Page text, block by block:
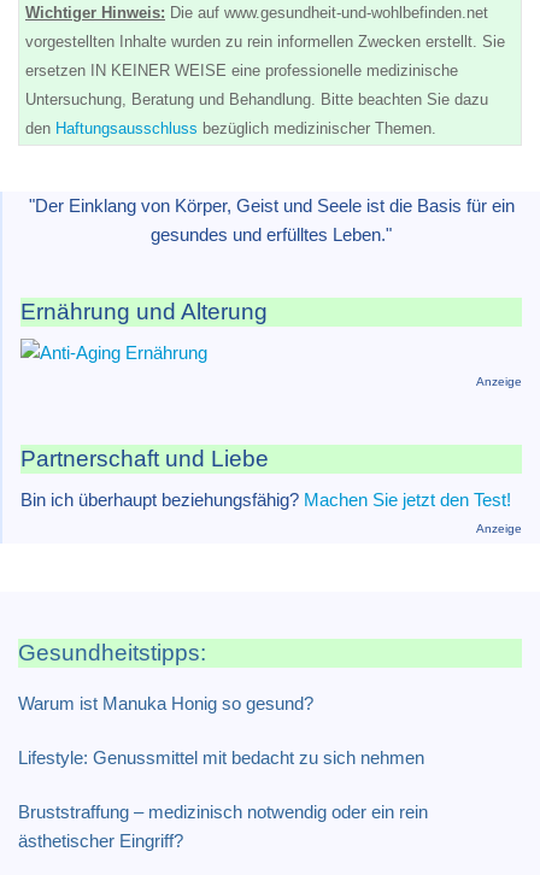
Wichtiger Hinweis: Die auf www.gesundheit-und-wohlbefinden.net
vorgestellten Inhalte wurden zu rein informellen Zwecken erstellt. Sie
ersetzen IN KEINER WEISE eine professionelle medizinische
Untersuchung, Beratung und Behandlung. Bitte beachten Sie dazu
den Haftungsausschluss bezüglich medizinischer Themen.
"Der Einklang von Körper, Geist und Seele ist die Basis für ein
gesundes und erfülltes Leben."
Ernährung und Alterung
Anzeige
Partnerschaft und Liebe
Bin ich überhaupt beziehungsfähig? Machen Sie jetzt den Test!
Anzeige
Gesundheitstipps:
Warum ist Manuka Honig so gesund?
Lifestyle: Genussmittel mit bedacht zu sich nehmen
Bruststraffung – medizinisch notwendig oder ein rein
ästhetischer Eingriff?